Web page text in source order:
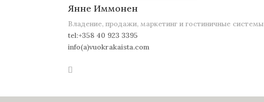
Янне Иммонен
Владение, продажи, маркетинг и гостиничные системы
tel:+358 40 923 3395
info(a)vuokrakaista.com